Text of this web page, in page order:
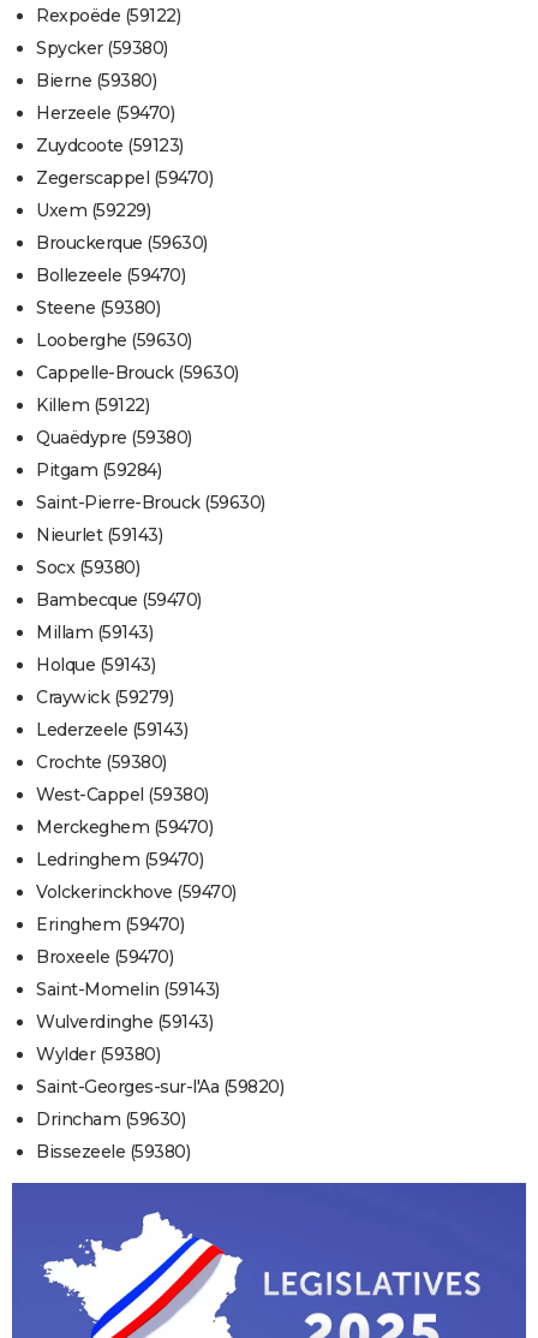
Rexpoëde (59122)
Spycker (59380)
Bierne (59380)
Herzeele (59470)
Zuydcoote (59123)
Zegerscappel (59470)
Uxem (59229)
Brouckerque (59630)
Bollezeele (59470)
Steene (59380)
Looberghe (59630)
Cappelle-Brouck (59630)
Killem (59122)
Quaëdypre (59380)
Pitgam (59284)
Saint-Pierre-Brouck (59630)
Nieurlet (59143)
Socx (59380)
Bambecque (59470)
Millam (59143)
Holque (59143)
Craywick (59279)
Lederzeele (59143)
Crochte (59380)
West-Cappel (59380)
Merckeghem (59470)
Ledringhem (59470)
Volckerinckhove (59470)
Eringhem (59470)
Broxeele (59470)
Saint-Momelin (59143)
Wulverdinghe (59143)
Wylder (59380)
Saint-Georges-sur-l'Aa (59820)
Drincham (59630)
Bissezeele (59380)